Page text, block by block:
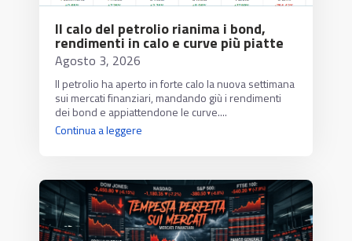
Il calo del petrolio rianima i bond,
rendimenti in calo e curve più piatte
Agosto 3, 2026
Il petrolio ha aperto in forte calo la nuova settimana
sui mercati finanziari, mandando giù i rendimenti
dei bond e appiattendone le curve....
Continua a leggere